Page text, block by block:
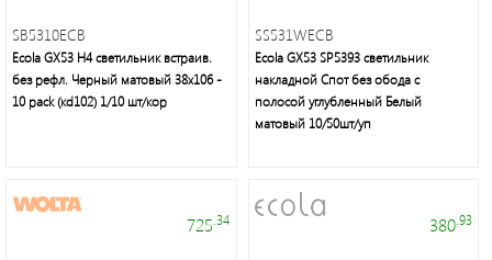
SB5310ECB
Ecola GX53 H4 светильник встраив.
без рефл. Черный матовый 38x106 -
10 pack (кd102) 1/10 шт/кор
SS531WECB
Ecola GX53 SP5393 светильник
накладной Спот без обода с
полосой углубленный Белый
матовый 10/50шт/уп
725 .34 380.93